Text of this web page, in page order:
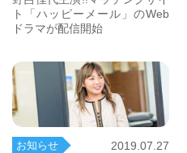
ト「ハッピーメール」のWeb
ドラマが配信開始
お知らせ
2019.07.27